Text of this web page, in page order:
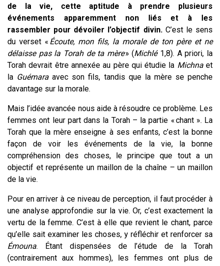
de la vie, cette aptitude à prendre plusieurs
événements apparemment non liés et à les
rassembler pour dévoiler l’objectif divin.C’est le sens
du verset « Écoute, mon fils, la morale de ton père et ne
délaisse pas la Torah de ta mère» (Michlé1,8). A priori, la
Torah devrait être annexée au père qui étudie la Michnaet
la Guémara avec son fils, tandis que la mère se penche
davantage sur la morale.
Mais l’idée avancée nous aide à résoudre ce problème. Les
femmes ont leur part dans la Torah – la partie « chant ». La
Torah que la mère enseigne à ses enfants, c’est la bonne
façon de voir les événements de la vie, la bonne
compréhension des choses, le principe que tout a un
objectif et représente un maillon de la chaîne – un maillon
de la vie.
Pour en arriver à ce niveau de perception, il faut procéder à
une analyse approfondie sur la vie. Or, c’est exactement la
vertu de la femme. C’est à elle que revient le chant, parce
qu’elle sait examiner les choses, y réfléchir et renforcer sa
Émouna. Étant dispensées de l’étude de la Torah
(contrairement aux hommes), les femmes ont plus de